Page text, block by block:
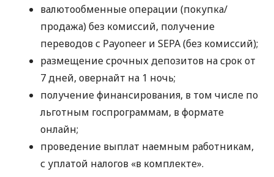
валютообменные операции (покупка/
продажа) без комиссий, получение
переводов с Payoneer и SEPA (без комиссий);
размещение срочных депозитов на срок от
7 дней, овернайт на 1 ночь;
получение финансирования, в том числе по
льготным госпрограммам, в формате
онлайн;
проведение выплат наемным работникам,
с уплатой налогов «в комплекте».